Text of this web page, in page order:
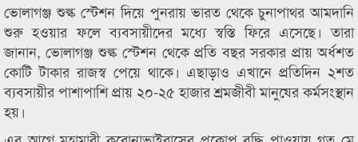
ভোলাগঞ্জ শুল্ক স্টেশন দিয়ে পুনরায় ভারত থেকে চুনাপাথর আমদানি
শুরু হওয়ার ফলে ব্যবসায়ীদের মধ্যে স্বস্তি ফিরে এসেছে। তারা
জানান, ভোলাগঞ্জ শুল্ক স্টেশন থেকে প্রতি বছর সরকার প্রায় অর্ধশত
কোটি টাকার রাজস্ব পেয়ে থাকে। এছাড়াও এখানে প্রতিদিন ২শত
ব্যবসায়ীর পাশাপাশি প্রায় ২০-২৫ হাজার শ্রমজীবী মানুষের কর্মসংস্থান
হয়।